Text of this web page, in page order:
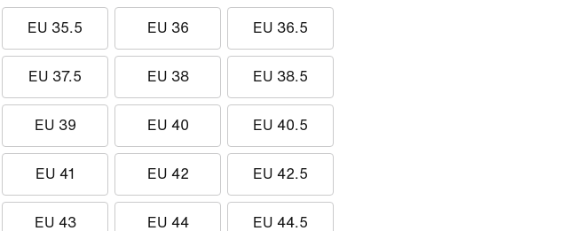
EU 35.5 EU 36 EU 36.5
EU 37.5 EU 38 EU 38.5
EU 39 EU 40 EU 40.5
EU 41 EU 42 EU 42.5
EU 43 EU 44 EU 44.5